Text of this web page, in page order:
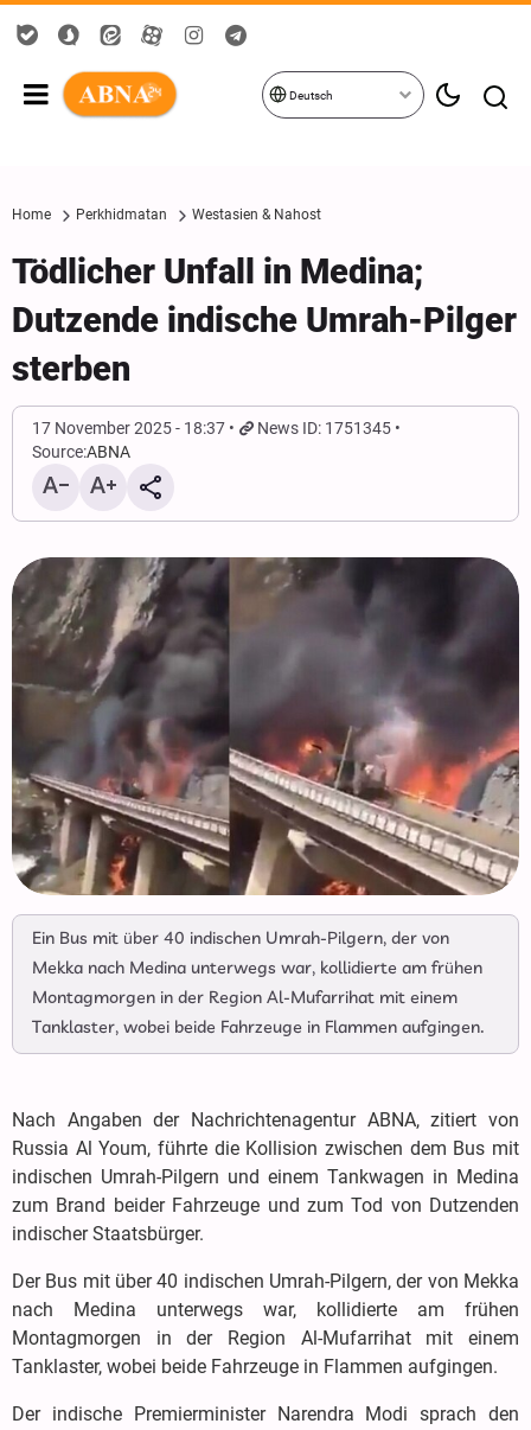
Deutsch
Home Perkhidmatan Westasien & Nahost
Tödlicher Unfall in Medina;
Dutzende indische Umrah-Pilger
sterben
17 November 2025 - 18:37
News ID: 1751345
Source:ABNA
Ein Bus mit über 40 indischen Umrah-Pilgern, der von
Mekka nach Medina unterwegs war, kollidierte am frühen
Montagmorgen in der Region Al-Mufarrihat mit einem
Tanklaster, wobei beide Fahrzeuge in Flammen aufgingen.
Nach Angaben der Nachrichtenagentur ABNA, zitiert von
Russia Al Youm, führte die Kollision zwischen dem Bus mit
indischen Umrah-Pilgern und einem Tankwagen in Medina
zum Brand beider Fahrzeuge und zum Tod von Dutzenden
indischer Staatsbürger.
Der Bus mit über 40 indischen Umrah-Pilgern, der von Mekka
nach Medina unterwegs war, kollidierte am frühen
Montagmorgen in der Region Al-Mufarrihat mit einem
Tanklaster, wobei beide Fahrzeuge in Flammen aufgingen.
Der indische Premierminister Narendra Modi sprach den